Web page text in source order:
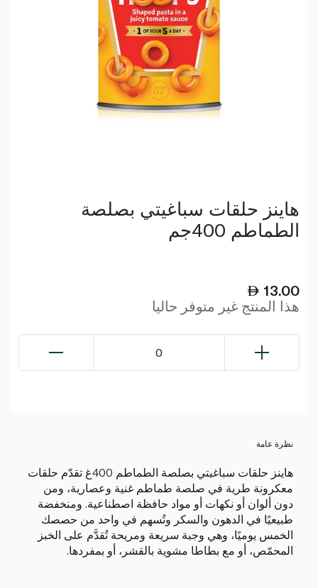
هاينز حلقات سباغيتي بصلصة
الطماطم 400جم
13.00
هذا المنتج غير متوفر حاليا
0
نظرة عامة
هاينز حلقات سباغيتي بصلصة الطماطم 400غ تقدّم حلقات
معكرونة طرية في صلصة طماطم غنية وعصارية، ومن
دون ألوان أو نكهات أو مواد حافظة اصطناعية. ومنخفضة
طبيعيًا في الدهون والسكر وتُسهم في واحد من حصصك
الخمس يوميًا، وهي وجبة سريعة ومريحة تُقدَّم على الخبز
المحمّص، أو مع بطاطا مشوية بالقشر، أو بمفردها.